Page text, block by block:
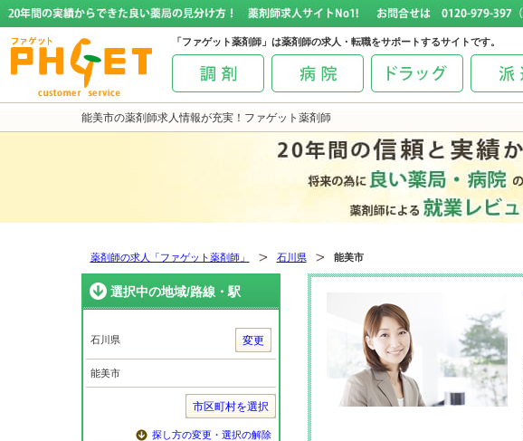
能美市の薬剤師求人情報が充実！ファゲット薬剤師
「ファゲット薬剤師」は薬剤師の求人・転職をサポートするサイトです。
薬剤師の求人「ファゲット薬剤師」 石川県 能美市
選択中の地域/路線・駅
石川県 変更
能美市
市区町村を選択
探し方の変更・選択の解除